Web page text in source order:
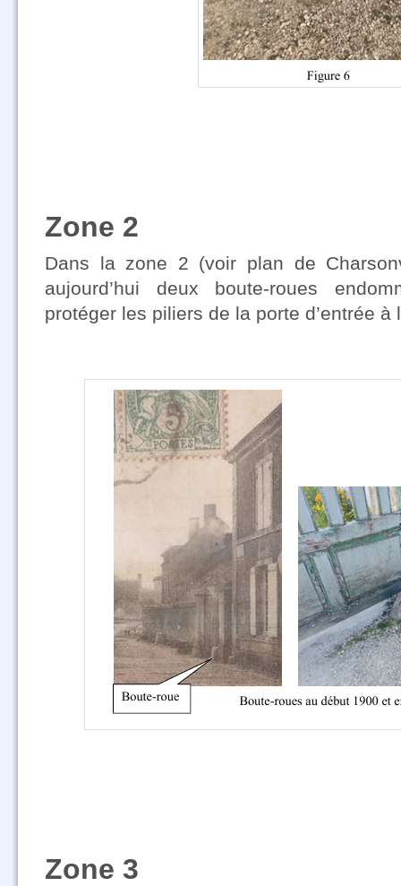
Zone 2
Dans la zone 2 (voir plan de
aujourd’hui deux boute-roues
protéger les piliers de la porte d’entrée à
Zone 3